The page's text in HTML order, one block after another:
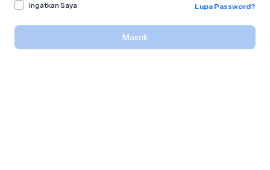
Ingatkan Saya Lupa Password?
Masuk